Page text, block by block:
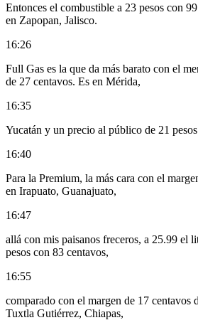
Entonces el combustible a 23 pesos con
en Zapopan, Jalisco.
16:26
Full Gas es la que da más barato con el
de 27 centavos. Es en Mérida,
16:35
Yucatán y un precio al público de 21
16:40
Para la Premium, la más cara con el
en Irapuato, Guanajuato,
16:47
allá con mis paisanos freceros, a 25.99 el
pesos con 83 centavos,
16:55
comparado con el margen de 17 centavos
Tuxtla Gutiérrez, Chiapas,